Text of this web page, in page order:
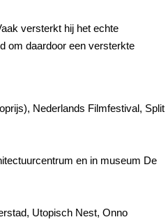
versterkt hij het echte
om daardoor een versterkte
Nederlands Filmfestival, Split
en in museum De
Utopisch Nest, Onno